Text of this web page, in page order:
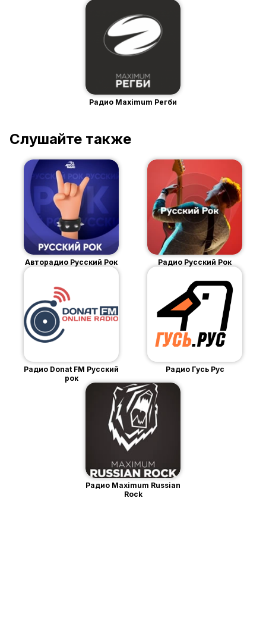
Радио Maximum Регби
Слушайте также
Авторадио Русский Рок Радио Русский Рок
Радио Donat FM Русский
рок
Радио Гусь Рус
Радио Maximum Russian
Rock